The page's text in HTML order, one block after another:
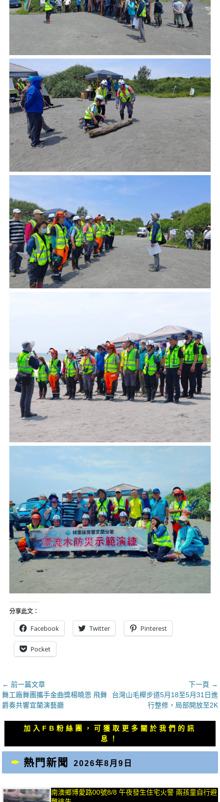
分享此文：
Facebook Twitter Pinterest
Pocket
文
章
導
覽
← 前一篇文章
上
一
舞工廠舞團攜手金曲獎楊曉恩 飛舞
爵奏共響宜蘭演藝廳
下一頁 →
下
文
章：
台灣山毛櫸步道5月18至5月31日進
行整修，局部開放至2K
加入FB粉絲團，可獲取更多關於我們的訊
息！
熱門新聞 2026年8月9日
南澳鄉博愛路00號8/8 午夜發生住宅火警 兩孩童自行避